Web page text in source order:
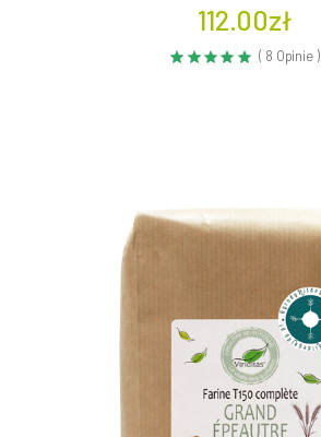
112.00zł
( 8 Opinie )